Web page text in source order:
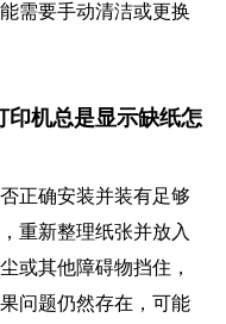
需要手动清洁或更换
印机总是显示缺纸怎
正确安装并装有足够
重新整理纸张并放入
或其他障碍物挡住，
问题仍然存在，可能